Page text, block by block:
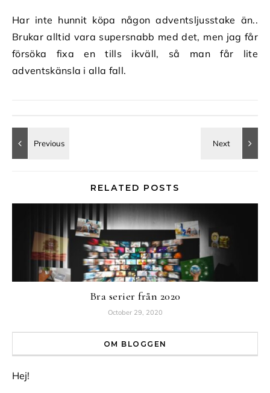
Har inte hunnit köpa någon adventsljusstake än..
Brukar alltid vara supersnabb med det, men jag får
försöka fixa en tills ikväll, så man får lite
adventskänsla i alla fall.
RELATED POSTS
Bra serier från 2020
October 29, 2020
OM BLOGGEN
Hej!